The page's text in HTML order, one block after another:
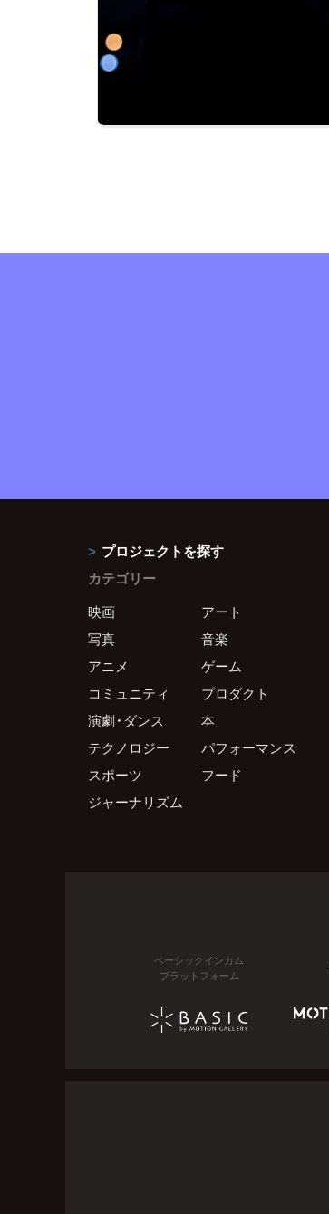
プロジェクトを探す
カテゴリー
映画
アート
写真
音楽
アニメ
ゲーム
コミュニティ
プロダクト
演劇・ダンス
本
テクノロジー
パフォーマンス
スポーツ
フード
ジャーナリズム
ベーシックインカム
プラットフォーム